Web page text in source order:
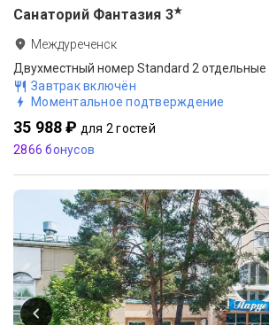
Санаторий Фантазия 3★
Междуреченск
Двухместный номер Standard 2 отдельные
Завтрак включён
Моментальное подтверждение
35 988 ₽ для 2 гостей
2866 бонусов